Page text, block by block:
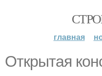
главная
Открытая